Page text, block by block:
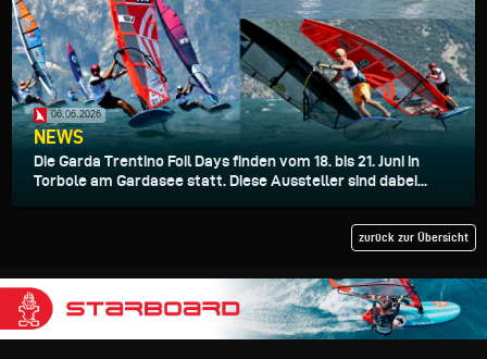
06.06.2026
NEWS
Die Garda Trentino Foil Days finden vom 18. bis 21. Juni in
Torbole am Gardasee statt. Diese Aussteller sind dabei...
zurück zur Übersicht